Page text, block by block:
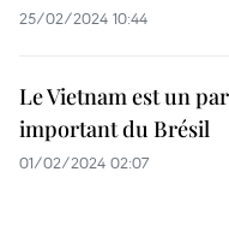
25/02/2024 10:44
Le Vietnam est un
important du Brésil
01/02/2024 02:07